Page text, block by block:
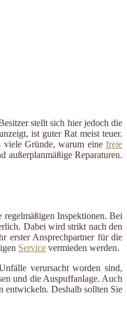
stellt sich hier jedoch die
ist guter Rat meist teuer.
viele Gründe, warum eine freie
außerplanmäßige Reparaturen.
Inspektionen. Bei
Dabei wird strikt nach den
erster Ansprechpartner für die
Service vermieden werden.
verursacht worden sind,
und die Auspuffanlage. Auch
entwickeln. Deshalb sollten Sie